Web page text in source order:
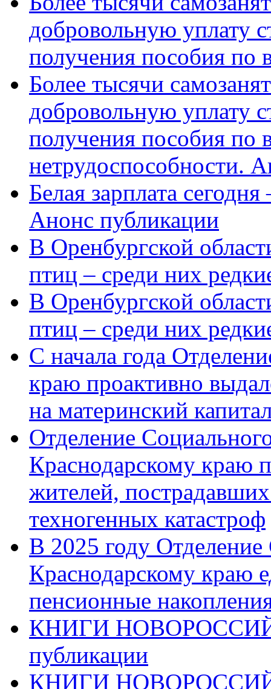
добровольную уплату
получения пособия по
Более тысячи
добровольную уплату
получения пособия по
нетрудоспособности.
Белая зарплата
Анонс публикации
В Оренбургской
птиц – среди них
В Оренбургской
птиц – среди них
С начала года
краю проактивно
на материнский
Отделение
Краснодарскому краю
жителей,
техногенных катастроф
В 2025 году
Краснодарскому краю
пенсионные
КНИГИ
публикации
КНИГИ